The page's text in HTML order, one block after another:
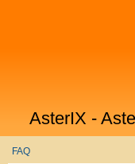
AsterIX -
FAQ